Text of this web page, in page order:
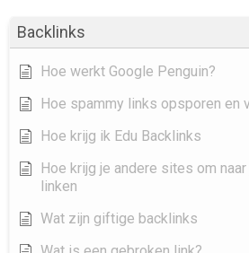
Backlinks
Hoe werkt Google Penguin?
Hoe spammy links opsporen en
Hoe krijg ik Edu Backlinks
Hoe krijg je andere sites om
linken
Wat zijn giftige backlinks